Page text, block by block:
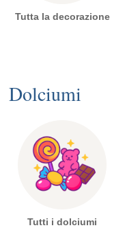
Tutta la decorazione
Dolciumi
Tutti i dolciumi